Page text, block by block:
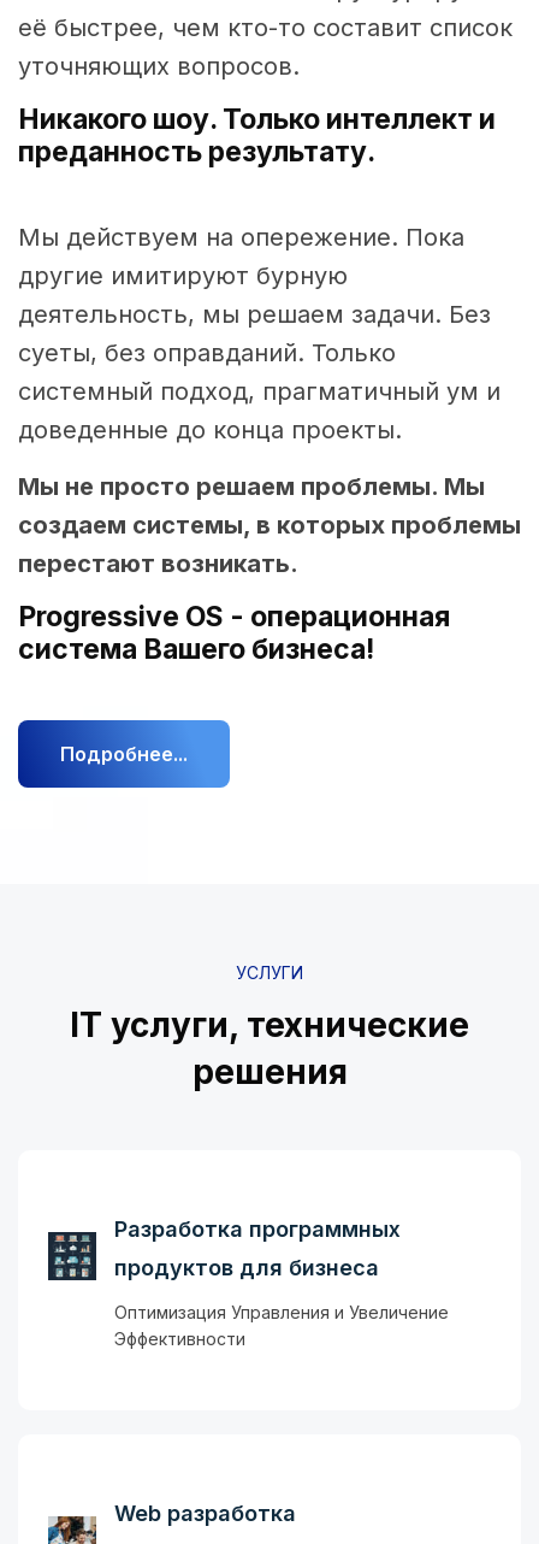
её быстрее, чем кто-то составит список
уточняющих вопросов.
Никакого шоу. Только интеллект и
преданность результату.
Мы действуем на опережение. Пока
другие имитируют бурную
деятельность, мы решаем задачи. Без
суеты, без оправданий. Только
системный подход, прагматичный ум и
доведенные до конца проекты.
Мы не просто решаем проблемы. Мы
создаем системы, в которых проблемы
перестают возникать.
Progressive OS - операционная
система Вашего бизнеса!
Подробнее...
УСЛУГИ
IT услуги, технические
решения
Разработка программных
продуктов для бизнеса
Оптимизация Управления и Увеличение
Эффективности
Web разработка